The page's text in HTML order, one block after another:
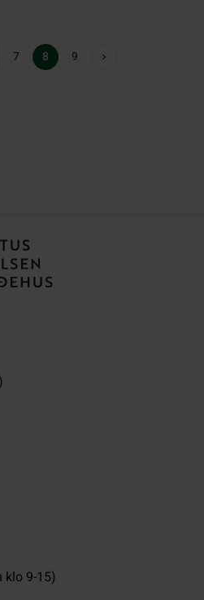
7 8 9
klo 9-15)